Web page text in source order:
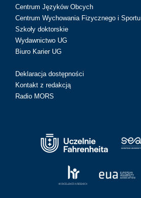
Centrum Języków Obcych
Centrum Wychowania Fizycznego i Sportu
Szkoły doktorskie
Wydawnictwo UG
Biuro Karier UG
Deklaracja dostępności
Kontakt z redakcją
Radio MORS